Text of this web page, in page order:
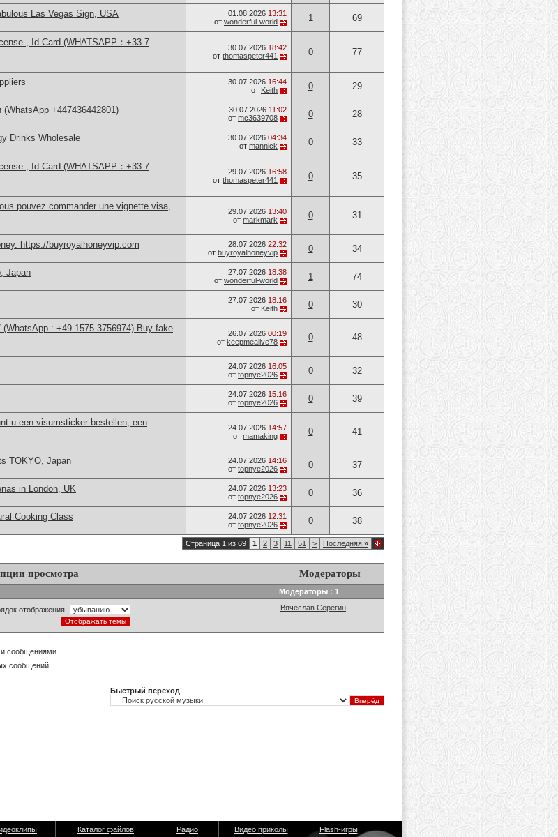
Las Vegas Sign, USA 01.08.2026 13:31
от wonderful-world 1 69
, Id Card (WHATSAPP：+33 7
30.07.2026 18:42
от thomaspeter441 0 77
30.07.2026 16:44
от Keith 0 29
+447436442801) 30.07.2026 11:02
от mc3639708 0 28
Drinks Wholesale 30.07.2026 04:34
от mannick 0 33
, Id Card (WHATSAPP：+33 7
29.07.2026 16:58
от thomaspeter441 0 35
pouvez commander une vignette visa,
29.07.2026 13:40
от markmark 0 31
https://buyroyalhoneyvip.com 28.07.2026 22:32
от buyroyalhoneyvip 0 34
Japan 27.07.2026 18:38
от wonderful-world 1 74
27.07.2026 18:16
от Keith 0 30
: +49 1575 3756974) Buy fake
26.07.2026 00:19
от keepmealive78 0 48
24.07.2026 16:05
от topnye2026 0 32
24.07.2026 15:16
от topnye2026 0 39
u een visumsticker bestellen, een
24.07.2026 14:57
от mamaking 0 41
TOKYO, Japan 24.07.2026 14:16
от topnye2026 0 37
in London, UK 24.07.2026 13:23
от topnye2026 0 36
Cooking Class 24.07.2026 12:31
от topnye2026 0 38
Страница 1 из 69 1 2 3 11 51 > Последняя »
просмотра Модераторы
Модераторы : 1
отображения
Вячеслав Серёгин
сообщениями
сообщений
Быстрый переход
Каталог файлов Радио Видео приколы Flash-игры